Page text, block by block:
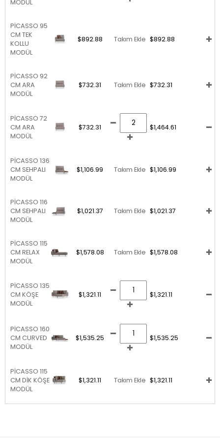
MODÜL
PİCASSO 95
CM TEK
KOLLU
MODÜL
$892.88 Takım Ekle $892.88
PİCASSO 92
CM ARA
MODÜL
$732.31 Takım Ekle $732.31
PİCASSO 72
CM ARA
MODÜL
$732.31 $1,464.61
PİCASSO 136
CM SEHPALI
MODÜL
$1,106.99 Takım Ekle $1,106.99
PİCASSO 116
CM SEHPALI
MODÜL
$1,021.37 Takım Ekle $1,021.37
PİCASSO 115
CM RELAX
MODÜL
$1,578.08 Takım Ekle $1,578.08
PİCASSO 135
CM KÖŞE
MODÜL
$1,321.11 $1,321.11
PİCASSO 160
CM CURVED
MODÜL
$1,535.25 $1,535.25
PİCASSO 115
CM DİK KÖŞE
MODÜL
$1,321.11 Takım Ekle $1,321.11